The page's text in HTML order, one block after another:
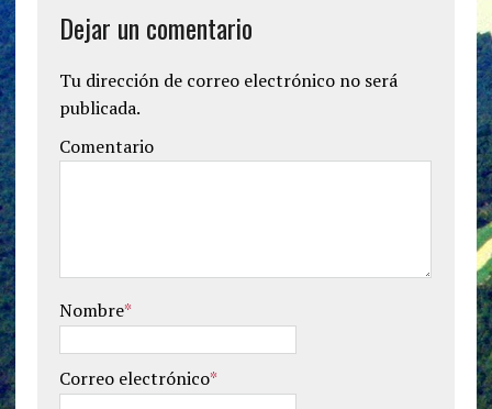
Dejar un comentario
Tu dirección de correo electrónico no será
publicada.
Comentario
Nombre*
Correo electrónico*